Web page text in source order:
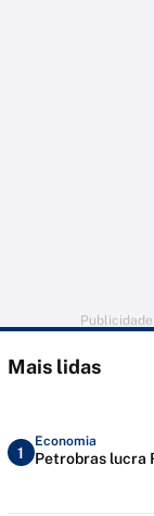
Publicidade
Mais lidas
1
Economia
Petrobras lucra